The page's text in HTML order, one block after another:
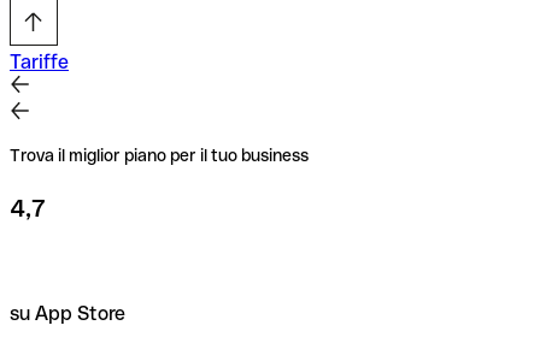
Tariffe
Trova il miglior piano per il tuo business
4,7
su App Store